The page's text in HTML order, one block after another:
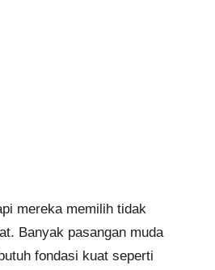
mereka memilih tidak
Banyak pasangan muda
fondasi kuat seperti